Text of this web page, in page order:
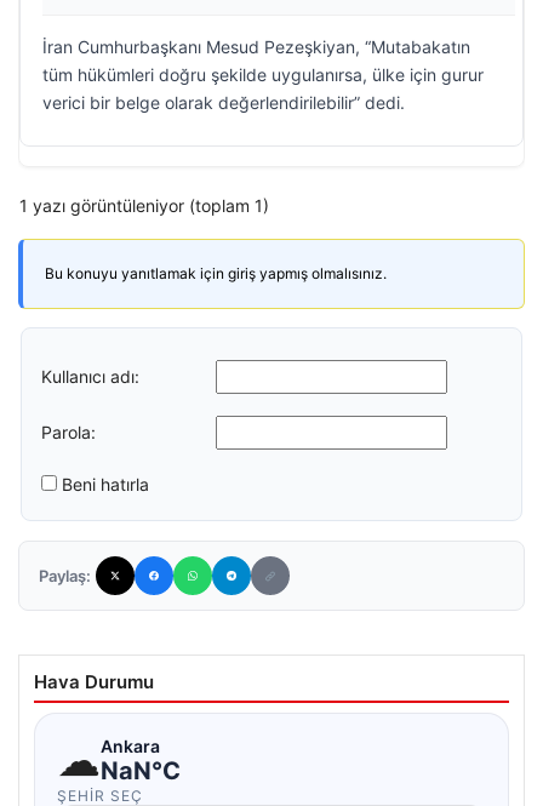
İran Cumhurbaşkanı Mesud Pezeşkiyan, “Mutabakatın
tüm hükümleri doğru şekilde uygulanırsa, ülke için gurur
verici bir belge olarak değerlendirilebilir” dedi.
1 yazı görüntüleniyor (toplam 1)
Bu konuyu yanıtlamak için giriş yapmış olmalısınız.
Kullanıcı adı:
Parola:
Beni hatırla
Paylaş:
Hava Durumu
☁Ankara
NaN°C
ŞEHIR SEÇ